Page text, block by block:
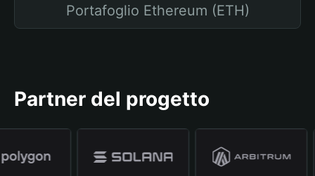
Portafoglio Ethereum (ETH)
Partner del progetto